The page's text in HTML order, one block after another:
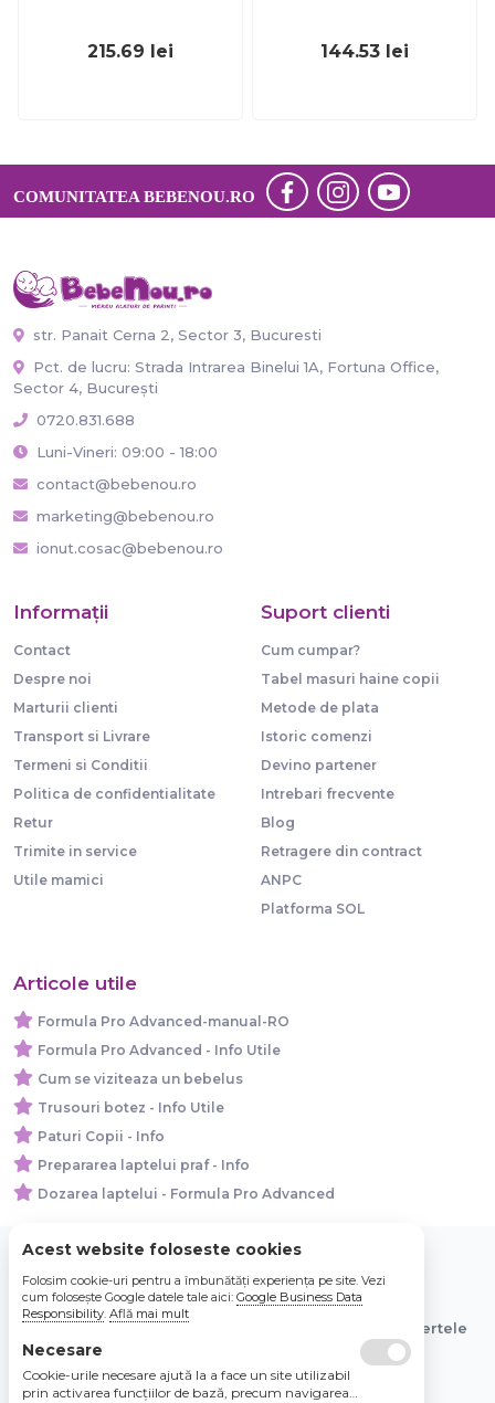
215.69 lei 144.53 lei
COMUNITATEA BEBENOU.RO
str. Panait Cerna 2, Sector 3, Bucuresti
Pct. de lucru: Strada Intrarea Binelui 1A, Fortuna Office,
Sector 4, București
0720.831.688
Luni-Vineri: 09:00 - 18:00
contact@bebenou.ro
marketing@bebenou.ro
ionut.cosac@bebenou.ro
Informaţii
Contact
Despre noi
Marturii clienti
Transport si Livrare
Termeni si Conditii
Politica de confidentialitate
Retur
Trimite in service
Utile mamici
Suport clienti
Cum cumpar?
Tabel masuri haine copii
Metode de plata
Istoric comenzi
Devino partener
Intrebari frecvente
Blog
Retragere din contract
ANPC
Platforma SOL
Articole utile
Formula Pro Advanced-manual-RO
Formula Pro Advanced - Info Utile
Cum se viziteaza un bebelus
Trusouri botez - Info Utile
Paturi Copii - Info
Prepararea laptelui praf - Info
Dozarea laptelui - Formula Pro Advanced
© 2026 Bebe Nou Online Store SRL
Toate preturile sunt exprimate in lei si includ tva. Ofertele
sunt valabile in limita stocului disponibil.
Acest website foloseste cookies
Folosim cookie-uri pentru a îmbunătăți experiența pe site. Vezi
cum folosește Google datele tale aici: Google Business Data
Responsibility. Află mai mult
Necesare
Cookie-urile necesare ajută la a face un site utilizabil
prin activarea funcţiilor de bază, precum navigarea